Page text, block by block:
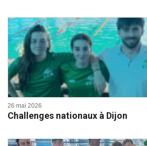
26 mai 2026
Challenges nationaux à Dijon